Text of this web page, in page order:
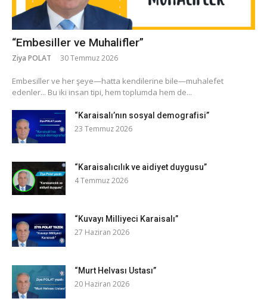
“Embesiller ve Muhalifler”
Ziya POLAT 30 Temmuz 2026
​Embesiller ve her şeye—hatta kendilerine bile—muhalefet
edenler... Bu iki insan tipi, hem toplumda hem de...
“Karaisalı’nın sosyal demografisi”
23 Temmuz 2026
“Karaisalıcılık ve aidiyet duygusu”
4 Temmuz 2026
“Kuvayı Milliyeci Karaisalı”
27 Haziran 2026
“Murt Helvası Ustası”
20 Haziran 2026